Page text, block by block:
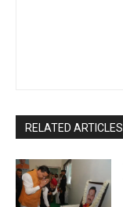
RELATED ARTICLES